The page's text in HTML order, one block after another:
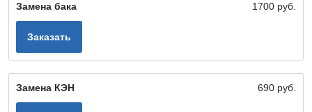
Замена бака 1700 руб.
Заказать
Замена КЭН 690 руб.